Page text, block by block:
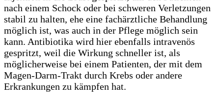
nach einem Schock oder bei schweren Verletzungen
stabil zu halten, ehe eine fachärztliche Behandlung
möglich ist, was auch in der Pflege möglich sein
kann. Antibiotika wird hier ebenfalls intravenös
gespritzt, weil die Wirkung schneller ist, als
möglicherweise bei einem Patienten, der mit dem
Magen-Darm-Trakt durch Krebs oder andere
Erkrankungen zu kämpfen hat.